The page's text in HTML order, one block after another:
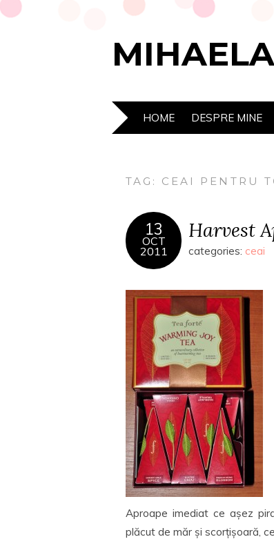
HOME DESPRE MINE
TAG: CEAI PENTRU
13
OCT
2011
Harvest
categories: ceai
Aproape imediat ce așez
plăcut de măr și scorțișoară,